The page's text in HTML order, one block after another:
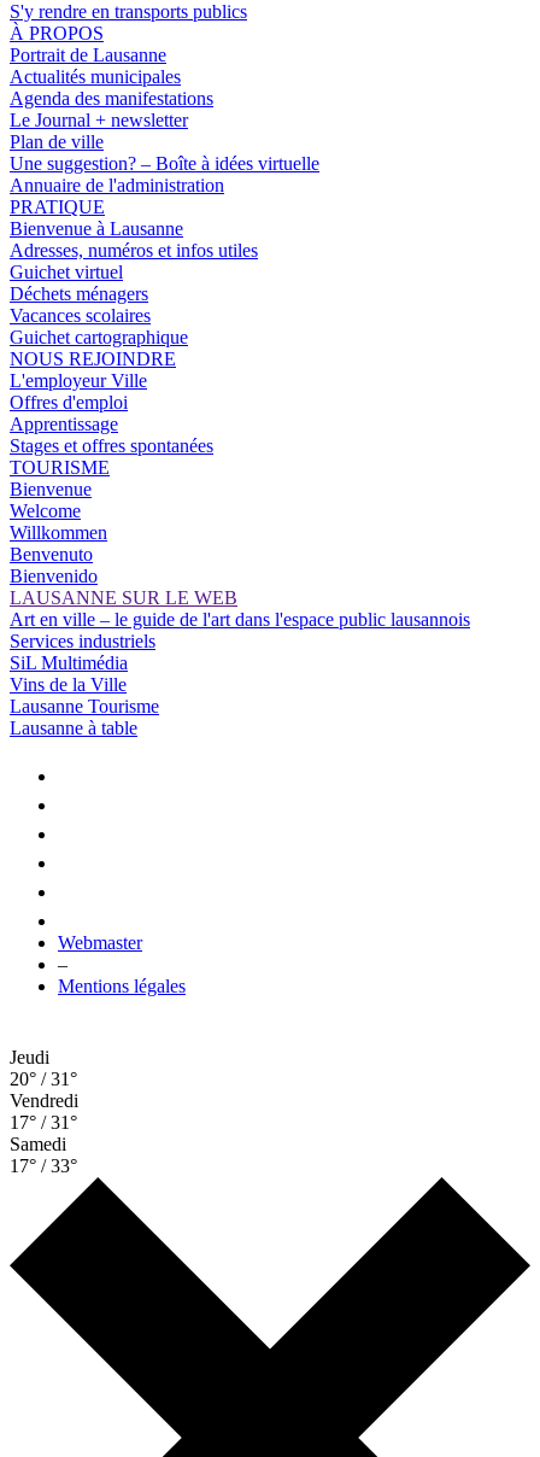
S'y rendre en transports publics
À PROPOS
Portrait de Lausanne
Actualités municipales
Agenda des manifestations
Le Journal + newsletter
Plan de ville
Une suggestion? – Boîte à idées virtuelle
Annuaire de l'administration
PRATIQUE
Bienvenue à Lausanne
Adresses, numéros et infos utiles
Guichet virtuel
Déchets ménagers
Vacances scolaires
Guichet cartographique
NOUS REJOINDRE
L'employeur Ville
Offres d'emploi
Apprentissage
Stages et offres spontanées
TOURISME
Bienvenue
Welcome
Willkommen
Benvenuto
Bienvenido
LAUSANNE SUR LE WEB
Art en ville – le guide de l'art dans l'espace public lausannois
Services industriels
SiL Multimédia
Vins de la Ville
Lausanne Tourisme
Lausanne à table
Webmaster
–
Mentions légales
Jeudi
20° / 31°
Vendredi
17° / 31°
Samedi
17° / 33°